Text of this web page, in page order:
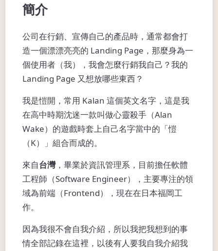
簡介
公司在行銷、宣傳自己的產品時，通常都會打
造一個漂漂亮亮的 Landing Page，那麼身為一
個使用者（我），我會怎麼行銷我自己？我的
Landing Page 又想放哪些東西？
我是愷開，常用 Kalan 這個英文名字，這是我
在高中時期沈迷一款叫做心靈殺手（Alan
Wake）的遊戲時套上自己名字當中的「愷
（K）」組合而成的。
來自台灣，畢業於資訊管理系，目前擔任軟體
工程師（Software Engineer），主要專注的領
域為前端（Frontend），現在在日本福岡工
作。
因為我很不會自我介紹，所以我把我想到的事
情全部記錄在這裡，以後有人要我自我介紹我